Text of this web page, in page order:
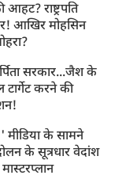
राष्ट्रपति
आखिर मोहसिन
सरकार...जैश के
टार्गेट करने की
मीडिया के सामने
के सूत्रधार वेदांश